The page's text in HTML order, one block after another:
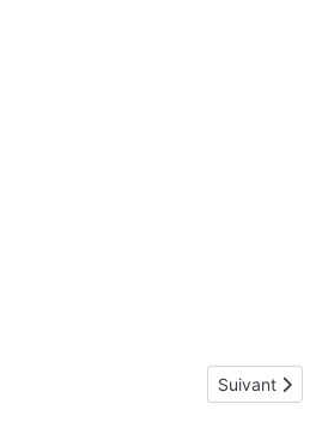
Article
Suivant